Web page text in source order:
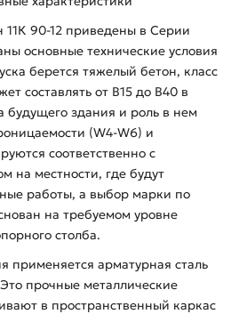
11К 90-12 приведены в Серии
основные технические условия
берется тяжелый бетон, класс
составлять от В15 до В40 в
будущего здания и роль в нем
(W4-W6) и
соответственно с
на местности, где будут
работы, а выбор марки по
на требуемом уровне
столба.
применяется арматурная сталь
Это прочные металлические
в пространственный каркас